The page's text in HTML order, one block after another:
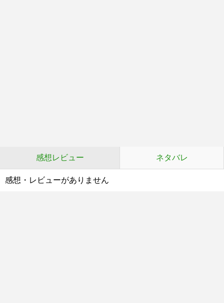
感想レビュー ネタバレ
感想・レビューがありません